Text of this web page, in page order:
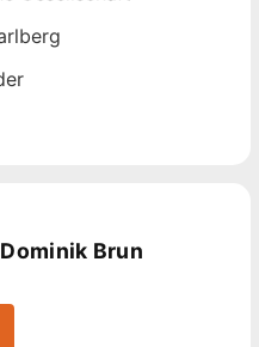
Kanzlei in Hard
Termine sind auch
Kanzlei
sehr guten Erfolg
Brun